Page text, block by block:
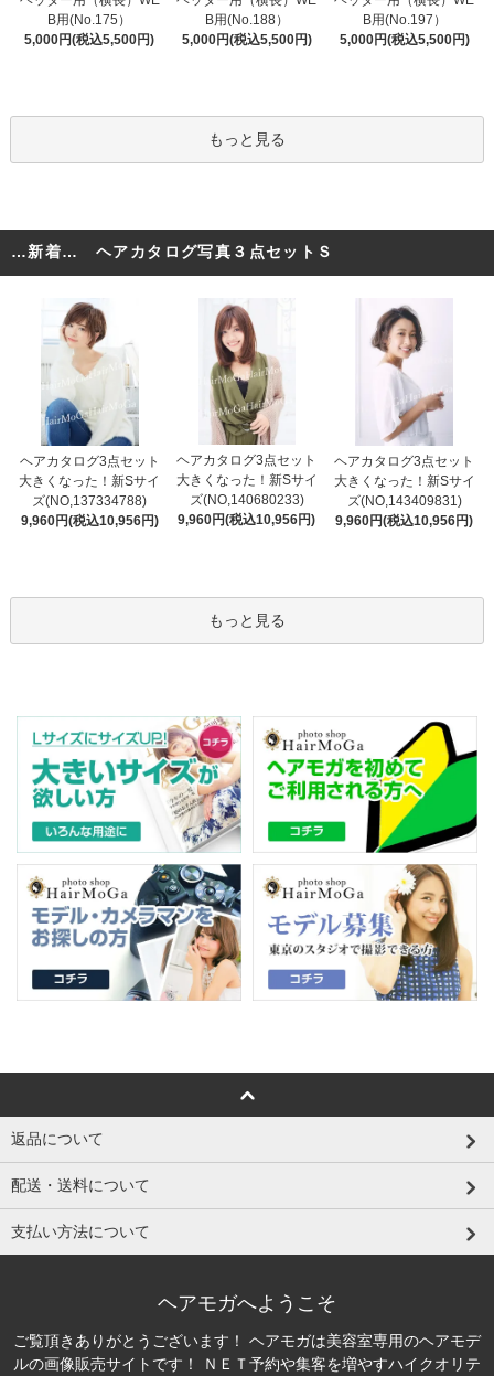
B用(No.175）
5,000円(税込5,500円)
B用(No.188）
5,000円(税込5,500円)
B用(No.197）
5,000円(税込5,500円)
もっと見る
…新着… ヘアカタログ写真３点セットＳ
ヘアカタログ3点セット
大きくなった！新Sサイ
ズ(NO,137334788)
9,960円(税込10,956円)
ヘアカタログ3点セット
大きくなった！新Sサイ
ズ(NO,140680233)
9,960円(税込10,956円)
ヘアカタログ3点セット
大きくなった！新Sサイ
ズ(NO,143409831)
9,960円(税込10,956円)
もっと見る
返品について
配送・送料について
支払い方法について
ヘアモガへようこそ
ご覧頂きありがとうございます！ ヘアモガは美容室専用のヘアモデ
ルの画像販売サイトです！ ＮＥＴ予約や集客を増やすハイクオリテ